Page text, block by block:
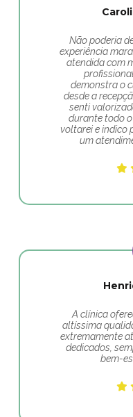
Não poderia
experiência
atendida com
demonstra o
desde a
senti
durante todo
voltarei e indico
um
A clínica
altíssima
extremamente
dedicados,
bem-